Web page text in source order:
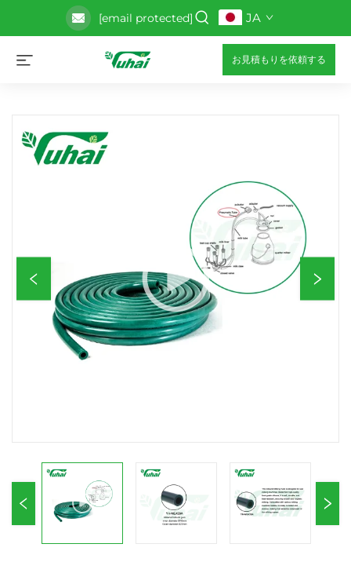
[email protected] JA
お見積もりを依頼する